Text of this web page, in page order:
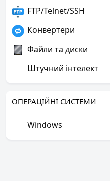
FTP/Telnet/SSH
Конвертери
Файли та диски
Штучний інтелект
ОПЕРАЦІЙНІ СИСТЕМИ
Windows